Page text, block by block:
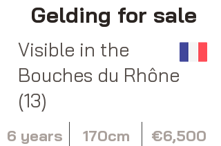
Gelding for sale
Visible in the
Bouches du Rhône
(13)
6 years 170cm €6,500